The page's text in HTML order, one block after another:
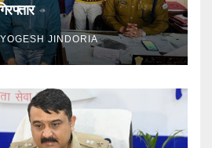
JINDORIA